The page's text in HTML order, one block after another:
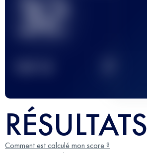
32
RÉSULTATS
Comment est calculé mon score ?